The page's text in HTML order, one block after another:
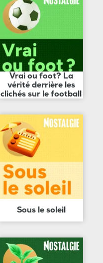
Vrai ou foot? La
vérité derrière les
clichés sur le football
Sous le soleil